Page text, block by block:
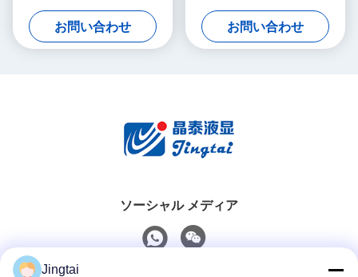
300cd/m2 スマート家電向け
お問い合わせ
クセル解像度高輝度
お問い合わせ
ソーシャル メディア
Jingtai